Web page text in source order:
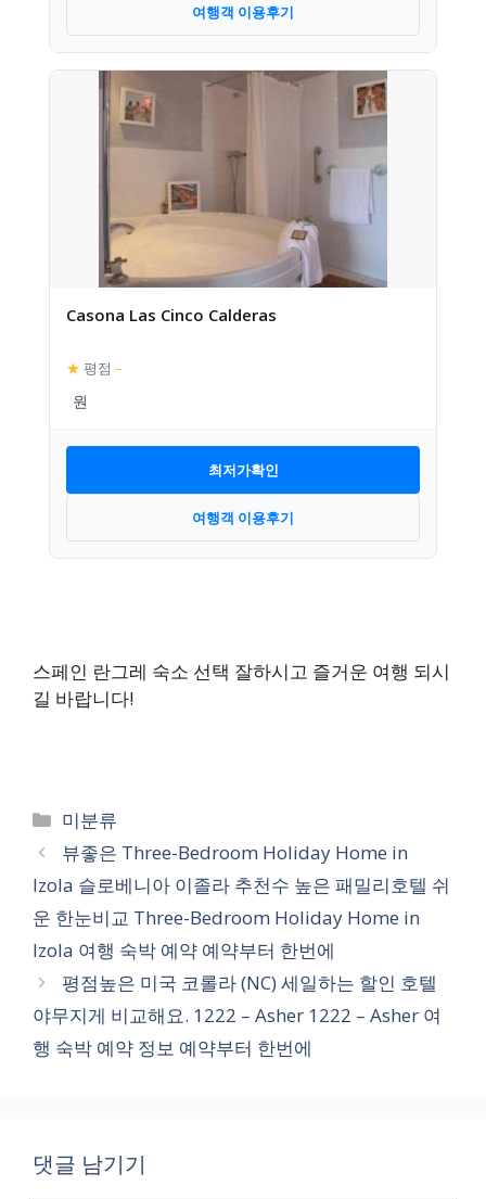
여행객 이용후기
Casona Las Cinco Calderas
★ 평점 –
최저가확인
여행객 이용후기
스페인 란그레 숙소 선택 잘하시고 즐거운 여행 되시
길 바랍니다!
카
테
고
리
미분류
뷰좋은 Three-Bedroom Holiday Home in
Izola 슬로베니아 이졸라 추천수 높은 패밀리호텔 쉬
운 한눈비교 Three-Bedroom Holiday Home in
Izola 여행 숙박 예약 예약부터 한번에
평점높은 미국 코롤라 (NC) 세일하는 할인 호텔
야무지게 비교해요. 1222 – Asher 1222 – Asher 여
행 숙박 예약 정보 예약부터 한번에
댓글 남기기